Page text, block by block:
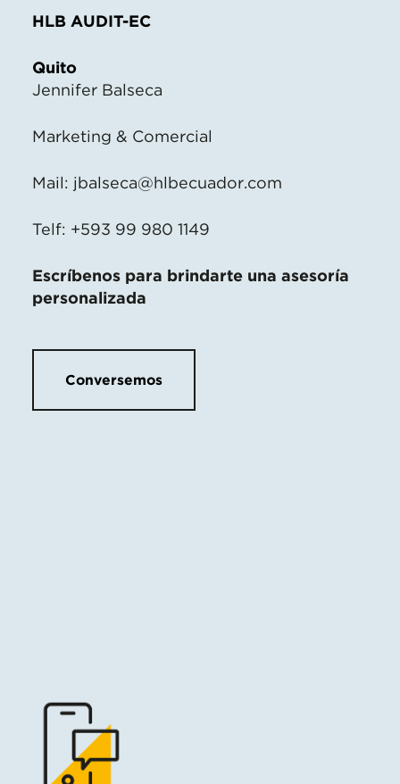
HLB AUDIT-EC
Quito
Jennifer Balseca
Marketing & Comercial
Mail: jbalseca@hlbecuador.com
Telf: +593 99 980 1149
Escríbenos para brindarte una asesoría
personalizada
Conversemos